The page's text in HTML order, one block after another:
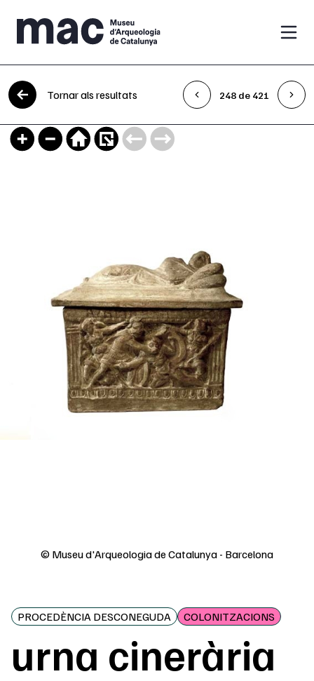
Vés al contingut
Tornar als resultats 248 de 421
© Museu d'Arqueologia de Catalunya - Barcelona
PROCEDÈNCIA DESCONEGUDA COLONITZACIONS
urna cinerària